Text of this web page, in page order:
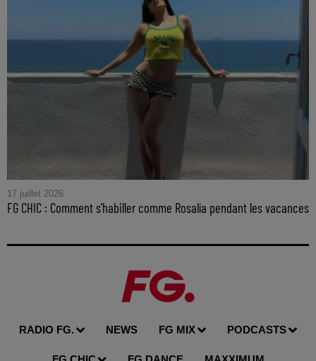
17 juillet 2026
FG CHIC : Comment s'habiller comme Rosalía pendant les vacances
RADIO FG. NEWS FG MIX PODCASTS